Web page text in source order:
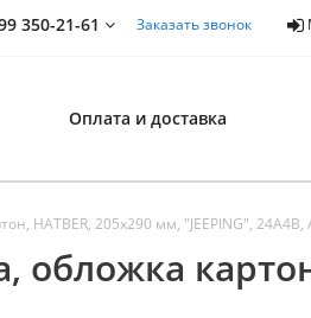
350-21-61 Заказать звонок
Оплата и доставка
HATBER, 205х290 мм, "JEEPING", 24А4В,
обложка